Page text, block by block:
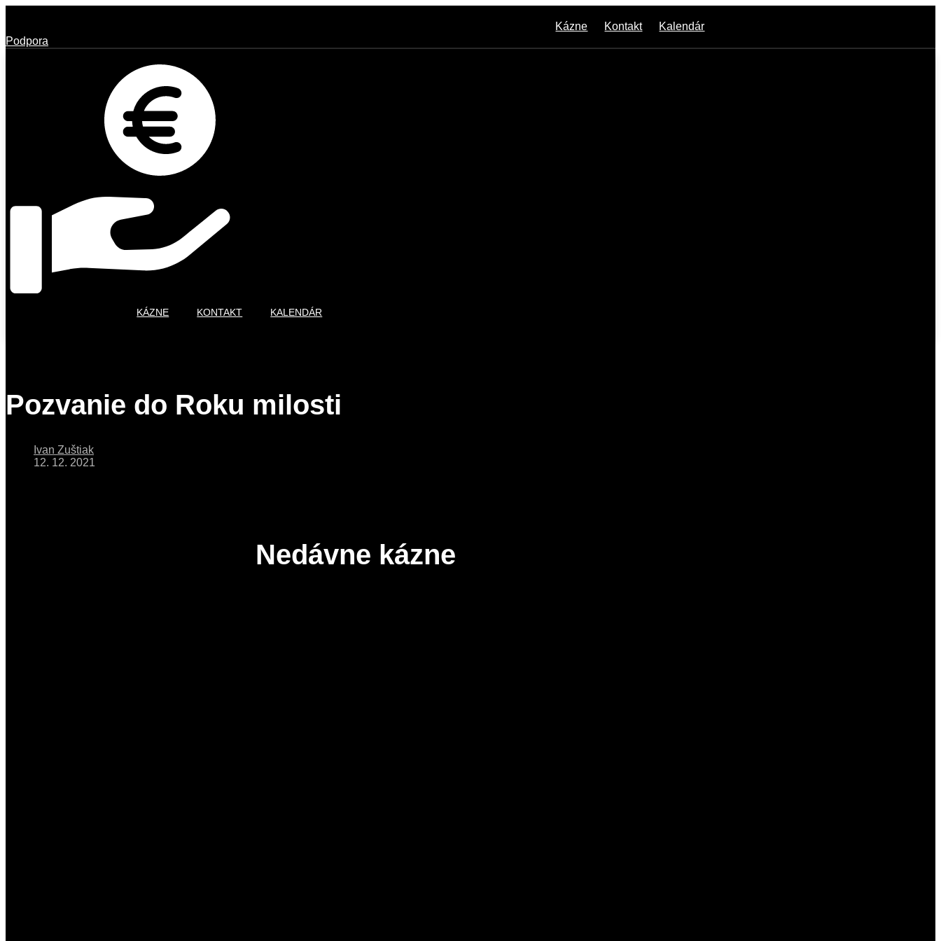
Kázne Kontakt
Kalendár
Podpora
KÁZNE KONTAKT KALENDÁR
Pozvanie do Roku milosti
Ivan Zuštiak
12. 12. 2021
Nedávne kázne